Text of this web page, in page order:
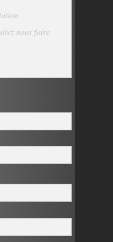
nous faire